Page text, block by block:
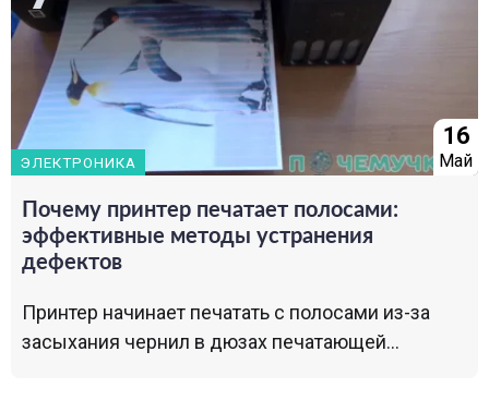
ЭЛЕКТРОНИКА
16
Май
Почему принтер печатает полосами:
эффективные методы устранения
дефектов
Принтер начинает печатать с полосами из-за
засыхания чернил в дюзах печатающей...